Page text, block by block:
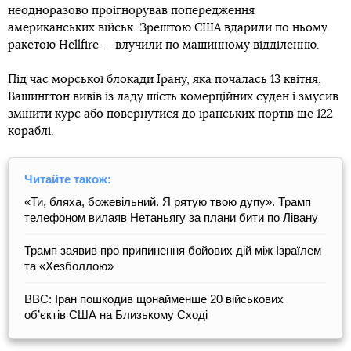
неодноразово проігнорував попередження
американських військ. Зрештою США вдарили по ньому
ракетою Hellfire — влучили по машинному відділенню.
Під час морської блокади Ірану, яка почалась 13 квітня,
Вашингтон вивів із ладу шість комерційних суден і змусив
змінити курс або повернутися до іранських портів ще 122
кораблі.
Читайте також:
«Ти, бляха, божевільний. Я рятую твою дупу». Трамп
телефоном вилаяв Нетаньягу за плани бити по Лівану
Трамп заявив про припинення бойових дій між Ізраїлем
та «Хезболлою»
BBC: Іран пошкодив щонайменше 20 військових
об’єктів США на Близькому Сході